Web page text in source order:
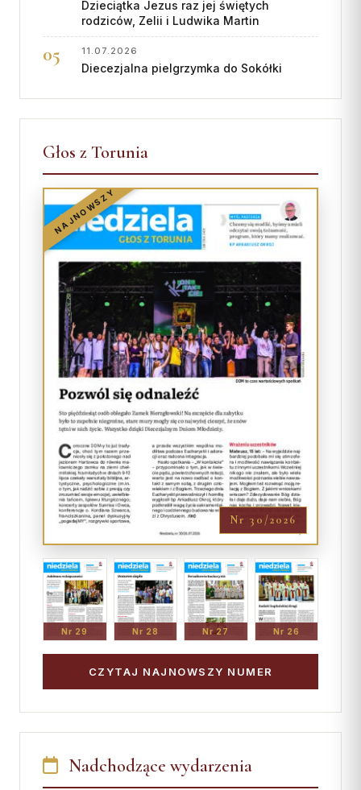
Dzieciątka Jezus raz jej świętych
rodziców, Zelii i Ludwika Martin
11.07.2026
Diecezjalna pielgrzymka do Sokółki
Głos z Torunia
NAJNOWSZY
Nr 30/2026
Nr 29 Nr 28 Nr 27 Nr 26
CZYTAJ NAJNOWSZY NUMER
Nadchodzące wydarzenia